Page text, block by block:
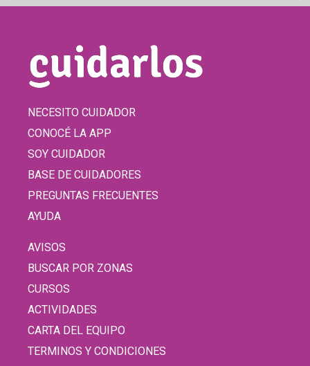
NECESITO CUIDADOR
CONOCÉ LA APP
SOY CUIDADOR
BASE DE CUIDADORES
PREGUNTAS FRECUENTES
AYUDA
AVISOS
BUSCAR POR ZONAS
CURSOS
ACTIVIDADES
CARTA DEL EQUIPO
TERMINOS Y CONDICIONES